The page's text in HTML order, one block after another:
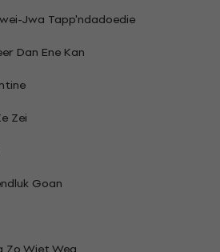
Jwa Tapp'ndadoedie
Dan Ene Kan
Zei
Goan